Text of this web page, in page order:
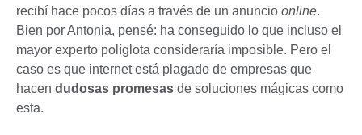
recibí hace pocos días a través de un anuncio online.
Bien por Antonia, pensé: ha conseguido lo que incluso el
mayor experto políglota consideraría imposible. Pero el
caso es que internet está plagado de empresas que
hacen dudosas promesas de soluciones mágicas como
esta.